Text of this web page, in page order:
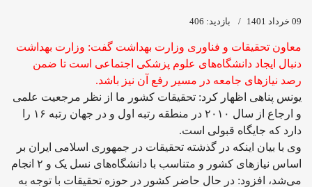
09 خرداد 1401 بازدید: 406
معاون تحقیقات و فناوری وزارت بهداشت گفت: وزارت بهداشت
دنبال ایجاد دانشگاه‌های علوم پزشکی اجتماعی است تا ضمن
رصد نیازهای جامعه در مسیر رفع آن نیز باشد.
یونس پناهی اظهار کرد: تحقیقات کشور ما از نظر مرجعیت علمی
و ارجاع از سال ۲۰۱۰ در منطقه رتبه اول و در جهان رتبه ۱۶ را
دارد که جایگاه قبولی است.
وی با بیان اینکه در گذشته تحقیقات در جمهوری اسلامی ایران بر
اساس نیازهای کشور و متناسب با دانشگاه‌های نسل یک و ۲ انجام
می‌شد، افزود: در حال حاضر کشور در حوزه تحقیقات با توجه به